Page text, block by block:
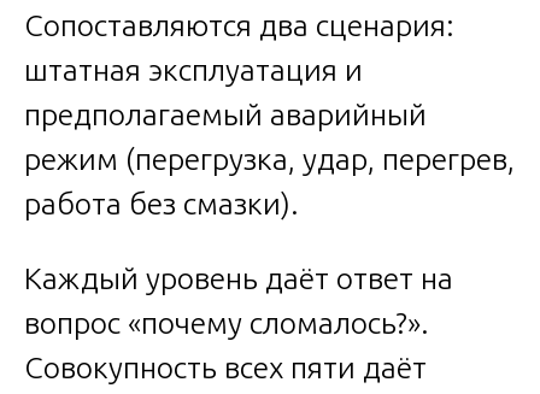
Сопоставляются два сценария:
штатная эксплуатация и
предполагаемый аварийный
режим (перегрузка, удар, перегрев,
работа без смазки).
Каждый уровень даёт ответ на
вопрос «почему сломалось?».
Совокупность всех пяти даёт